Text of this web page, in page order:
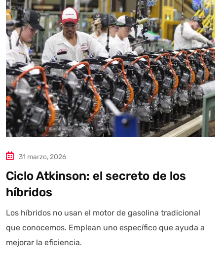
31 marzo, 2026
Ciclo Atkinson: el secreto de los
híbridos
Los híbridos no usan el motor de gasolina tradicional
que conocemos. Emplean uno específico que ayuda a
mejorar la eficiencia.